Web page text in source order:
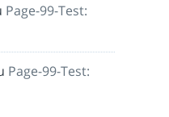
Page-99-Test:
Page-99-Test: